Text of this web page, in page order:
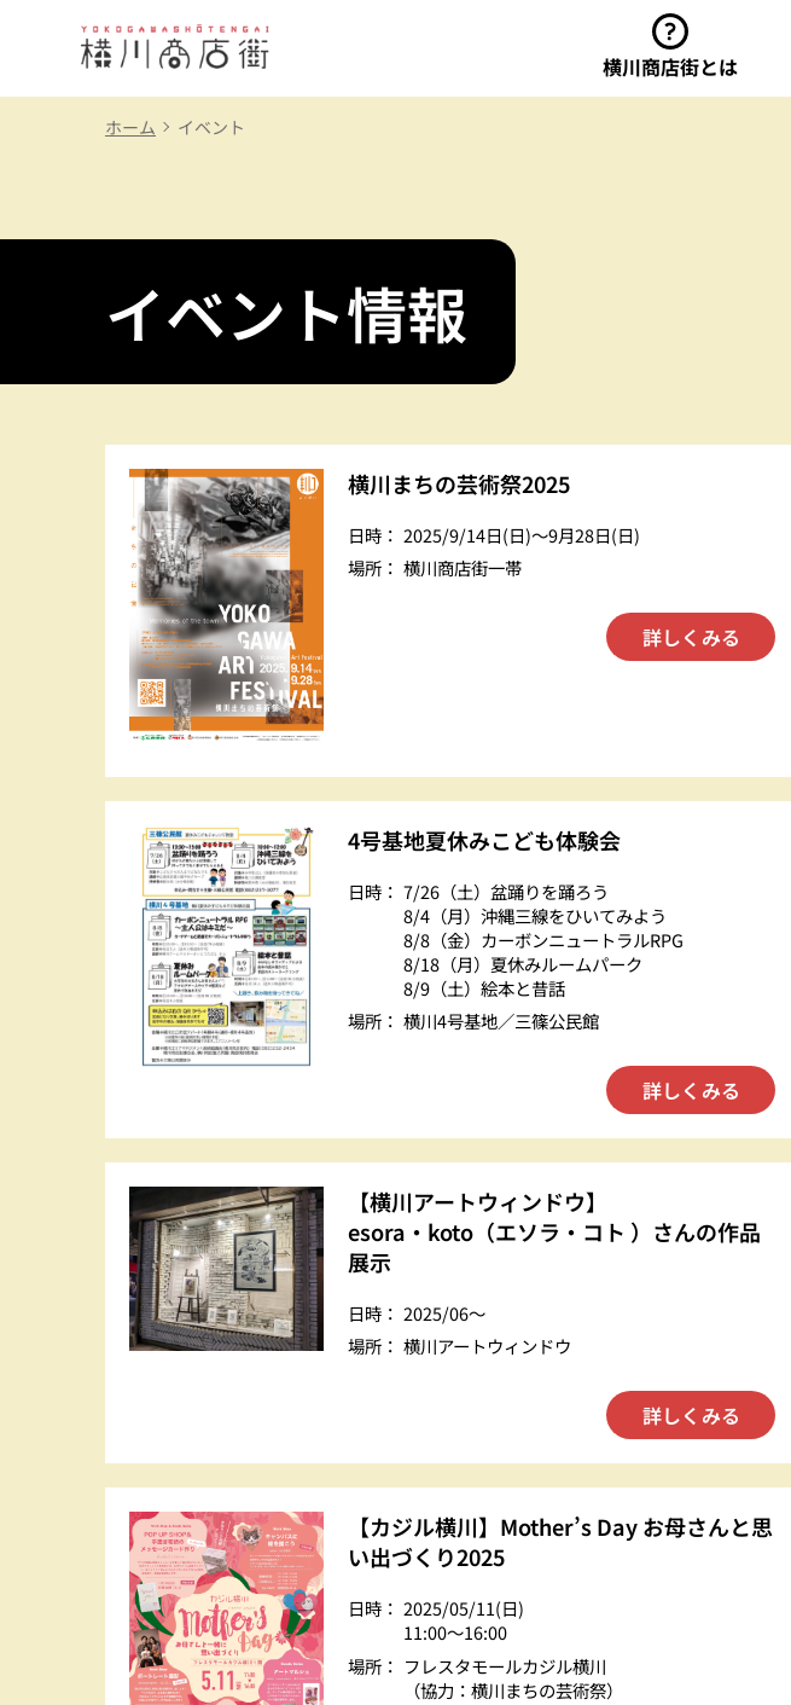
横川商店街とは
トップページ
横川商店街とは
イベント情報
横川ツアー
かよこバス
横川ビクトリーロード
横川の歴史
視察・ご見学について
アクセス
お問い合わせ
ホーム イベント
イベント情報
横川まちの芸術祭2025
日時： 2025/9/14日(日)〜9月28日(日)
場所： 横川商店街一帯
詳しくみる
4号基地夏休みこども体験会
日時： 7/26（土）盆踊りを踊ろう
8/4（月）沖縄三線をひいてみよう
8/8（金）カーボンニュートラルRPG
8/18（月）夏休みルームパーク
8/9（土）絵本と昔話
場所： 横川4号基地／三篠公民館
詳しくみる
【横川アートウィンドウ】
esora・koto（エソラ・コト ）さんの作品
展示
日時： 2025/06〜
場所： 横川アートウィンドウ
詳しくみる
【カジル横川】Mother’s Day お母さんと思
い出づくり2025
日時： 2025/05/11(日)
11:00～16:00
場所： フレスタモールカジル横川
（協力：横川まちの芸術祭）